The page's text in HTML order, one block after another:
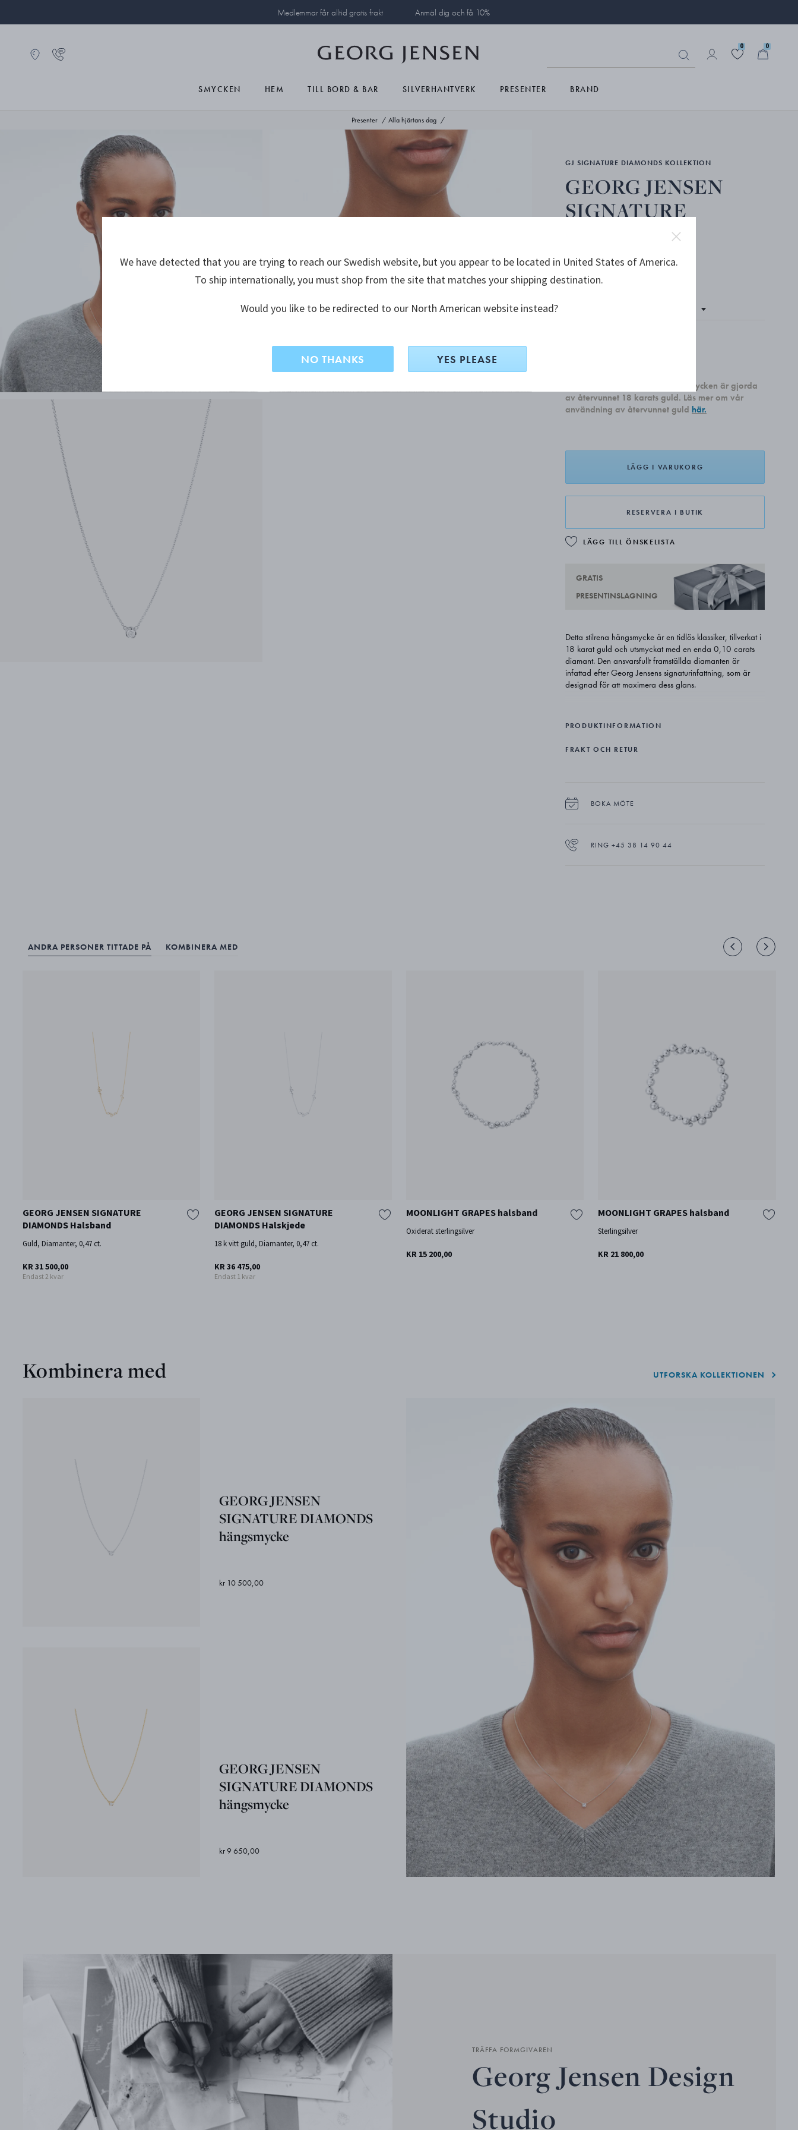
Medlemmar får alltid gratis frakt Anmäl dig och få 10%
0 0
SMYCKEN HEM TILL BORD & BAR SILVERHANTVERK PRESENTER BRAND
Presenter Alla hjärtans dag
GJ SIGNATURE DIAMONDS KOLLEKTION
GEORG JENSEN
SIGNATURE
DIAMONDS
hängsmycke
Alla våra nyproducerade guldsmycken är gjorda
av återvunnet 18 karats guld. Läs mer om vår
användning av återvunnet guld här.
LÄGG I VARUKORG
RESERVERA I BUTIK
LÄGG TILL ÖNSKELISTA
GRATIS
PRESENTINSLAGNING
Detta stilrena hängsmycke är en tidlös klassiker, tillverkat i
18 karat guld och utsmyckat med en enda 0,10 carats
diamant. Den ansvarsfullt framställda diamanten är
infattad efter Georg Jensens signaturinfattning, som är
designad för att maximera dess glans.
PRODUKTINFORMATION
FRAKT OCH RETUR
BOKA MÖTE
RING +45 38 14 90 44
ANDRA PERSONER TITTADE PÅ KOMBINERA MED
GEORG JENSEN SIGNATURE
DIAMONDS Halsband
Guld, Diamanter, 0,47 ct.
KR 31 500,00
Endast 2 kvar
GEORG JENSEN SIGNATURE
DIAMONDS Halskjede
18 k vitt guld, Diamanter, 0,47 ct.
KR 36 475,00
Endast 1 kvar
MOONLIGHT GRAPES halsband
Oxiderat sterlingsilver
KR 15 200,00
MOONLIGHT GRAPES halsband
Sterlingsilver
KR 21 800,00
UTFORSKA KOLLEKTIONEN
Kombinera med
GEORG JENSEN
SIGNATURE DIAMONDS
hängsmycke
kr 10 500,00
GEORG JENSEN
SIGNATURE DIAMONDS
hängsmycke
kr 9 650,00
TRÄFFA FORMGIVAREN
Georg Jensen Design
Studio
We have detected that you are trying to reach our Swedish website, but you appear to be located in United States of America.
To ship internationally, you must shop from the site that matches your shipping destination.
Would you like to be redirected to our North American website instead?
NO THANKS YES PLEASE